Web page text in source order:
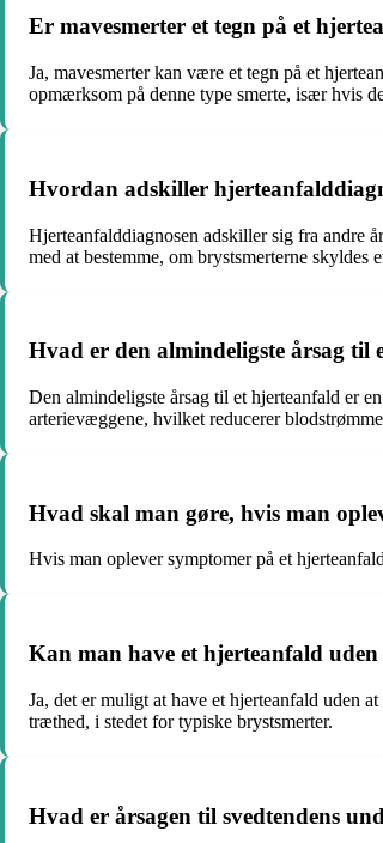
Er mavesmerter et tegn på et
Ja, mavesmerter kan være et tegn på et
opmærksom på denne type smerte, især hvis
Hvordan adskiller
Hjerteanfalddiagnosen adskiller sig fra andre
med at bestemme, om brystsmerterne skyldes
Hvad er den almindeligste årsag til
Den almindeligste årsag til et hjerteanfald er
arterievæggene, hvilket reducerer
Hvad skal man gøre, hvis man
Hvis man oplever symptomer på et
Kan man have et hjerteanfald
Ja, det er muligt at have et hjerteanfald uden
træthed, i stedet for typiske brystsmerter.
Hvad er årsagen til svedtendens